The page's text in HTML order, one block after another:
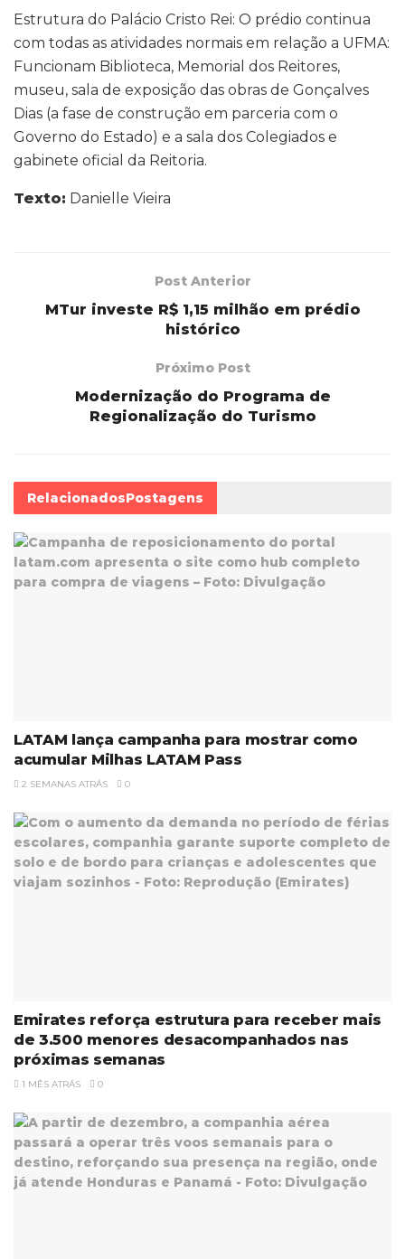
Estrutura do Palácio Cristo Rei: O prédio continua
com todas as atividades normais em relação a UFMA:
Funcionam Biblioteca, Memorial dos Reitores,
museu, sala de exposição das obras de Gonçalves
Dias (a fase de construção em parceria com o
Governo do Estado) e a sala dos Colegiados e
gabinete oficial da Reitoria.
Texto: Danielle Vieira
Post Anterior
MTur investe R$ 1,15 milhão em prédio
histórico
Próximo Post
Modernização do Programa de
Regionalização do Turismo
RelacionadosPostagens
LATAM lança campanha para mostrar como
acumular Milhas LATAM Pass
2 SEMANAS ATRÁS 0
Emirates reforça estrutura para receber mais
de 3.500 menores desacompanhados nas
próximas semanas
1 MÊS ATRÁS 0